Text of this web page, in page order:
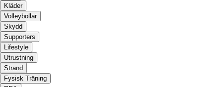
Kläder
Volleybollar
Skydd
Supporters
Lifestyle
Utrustning
Strand
Fysisk Träning